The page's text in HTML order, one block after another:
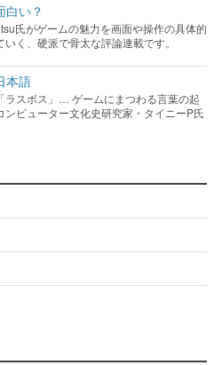
白い？
氏がゲームの魅力を画面や操作の具体的
く、硬派で骨太な評論連載です。
本語
ラスボス」… ゲームにまつわる言葉の起
ンピューター文化史研究家・タイニーP氏